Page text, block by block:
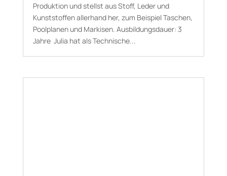
Produktion und stellst aus Stoff, Leder und
Kunststoffen allerhand her, zum Beispiel Taschen,
Poolplanen und Markisen. Aus­bildungs­dauer: 3
Jahre Julia hat als Technische...